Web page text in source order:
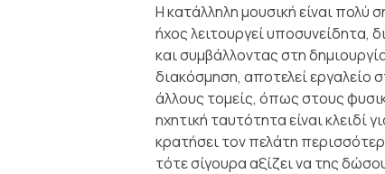
Η κατάλληλη μουσική είναι
ήχος λειτουργεί υποσυνείδητα,
και συμβάλλοντας στη
διακόσμηση, αποτελεί εργαλείο
άλλους τομείς, όπως στους
ηχητική ταυτότητα είναι κλειδί
κρατήσει τον πελάτη
τότε σίγουρα αξίζει να της